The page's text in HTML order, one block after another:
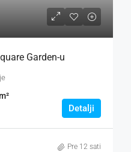
Garden-u
Detalji
Pre 12 sati